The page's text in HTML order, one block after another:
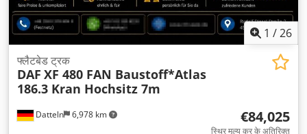
1 /26
Datteln 6,978 km
फ्लैटबेड ट्रक
DAF XF 480 FAN Baustoff*Atlas
186.3 Kran Hochsitz 7m
€84,025
स्थिर मूल्य कर के अतिरिक्त